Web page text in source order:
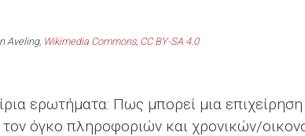
Aveling, Wikimedia Commons, CC BY-SA 4.0
ερωτήματα: Πως μπορεί μια
όγκο πληροφοριών και χρονικών/